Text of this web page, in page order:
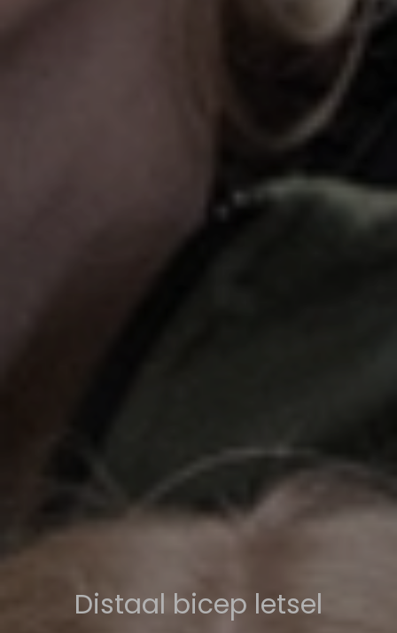
Distaal bicep letsel